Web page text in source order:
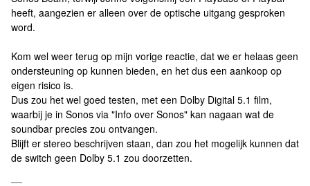
heeft, aangezien er alleen over de optische uitgang gesproken
word.
Kom wel weer terug op mijn vorige reactie, dat we er helaas geen
ondersteuning op kunnen bieden, en het dus een aankoop op
eigen risico is.
Dus zou het wel goed testen, met een Dolby Digital 5.1 film,
waarbij je in Sonos via "Info over Sonos" kan nagaan wat de
soundbar precies zou ontvangen.
Blijft er stereo beschrijven staan, dan zou het mogelijk kunnen dat
de switch geen Dolby 5.1 zou doorzetten.